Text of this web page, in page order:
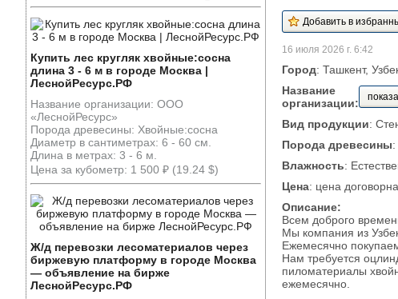
Купить лес кругляк хвойные:сосна
длина 3 - 6 м в городе Москва |
ЛеснойРесурс.РФ
Название организации: ООО
«ЛеснойРесурс»
Порода древесины: Хвойные:сосна
Диаметр в сантиметрах: 6 - 60 см.
Длина в метрах: 3 - 6 м.
Цена за кубометр: 1 500 ₽ (19.24 $)
Ж/д перевозки лесоматериалов через
биржевую платформу в городе Москва
— объявление на бирже
ЛеснойРесурс.РФ
16 июля 2026 г. 6:42
Город: Ташкент,
Название
организации:
Вид продукции:
Порода древесины
Влажность:
Цена: цена
Описание:
Всем доброго
Мы компания из
Ежемесячно
Нам требуется
пиломатериалы
ежемесячно.